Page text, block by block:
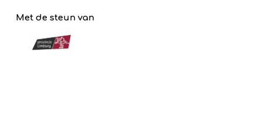
Met de steun van